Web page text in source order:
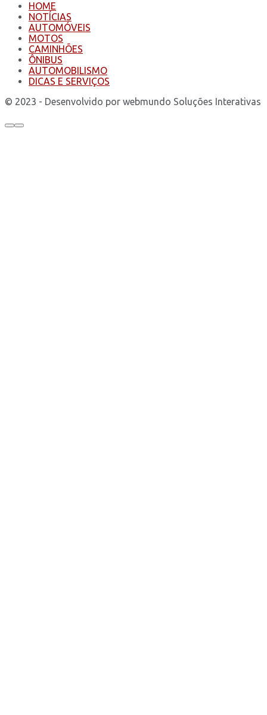
HOME
NOTÍCIAS
AUTOMÓVEIS
MOTOS
CAMINHÕES
ÔNIBUS
AUTOMOBILISMO
DICAS E SERVIÇOS
© 2023 - Desenvolvido por webmundo Soluções Interativas